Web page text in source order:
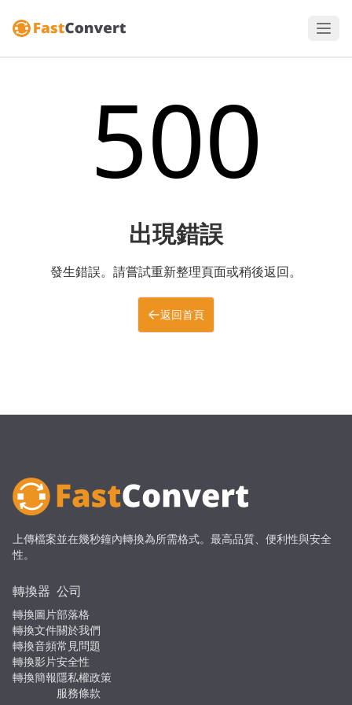
500
出現錯誤
發生錯誤。請嘗試重新整理頁面或稍後返回。
返回首頁
上傳檔案並在幾秒鐘內轉換為所需格式。最高品質、便利性與安全
性。
轉換器
轉換圖片
轉換文件
轉換音頻
轉換影片
轉換簡報
公司
部落格
關於我們
常見問題
安全性
隱私權政策
服務條款